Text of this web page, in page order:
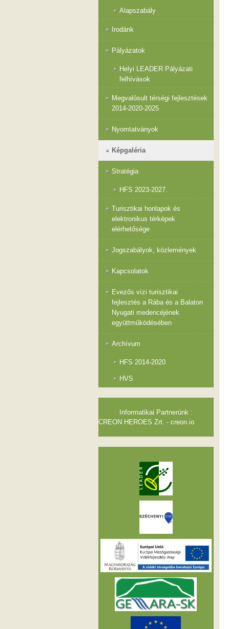
Alapszabály
Irodánk
Pályázatok
Helyi LEADER Pályázati
felhívások
Megvalósult térségi fejlesztések
2014-2020-2025
Nyomtatványok
Képgaléria
Stratégia
HFS 2023-2027.
Turisztikai honlapok és
elektronikus térképek
elérhetősége
Jogszabályok, közlemények
Kapcsolatok
Evezős vízi turisztikai
fejlesztés a Rába és a Balaton
Nyugati medencéjének
együttműködésében
Archívum
HFS 2014-2020
HVS
Informatikai Partnerünk :
CREON HEROES Zrt. - creon.io